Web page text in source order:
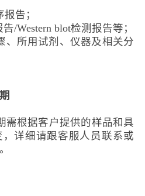
告；
告/Western blot检测报告等；
、所用试剂、仪器及相关分
需根据客户提供的样品和具
，详细请跟客服人员 联系或